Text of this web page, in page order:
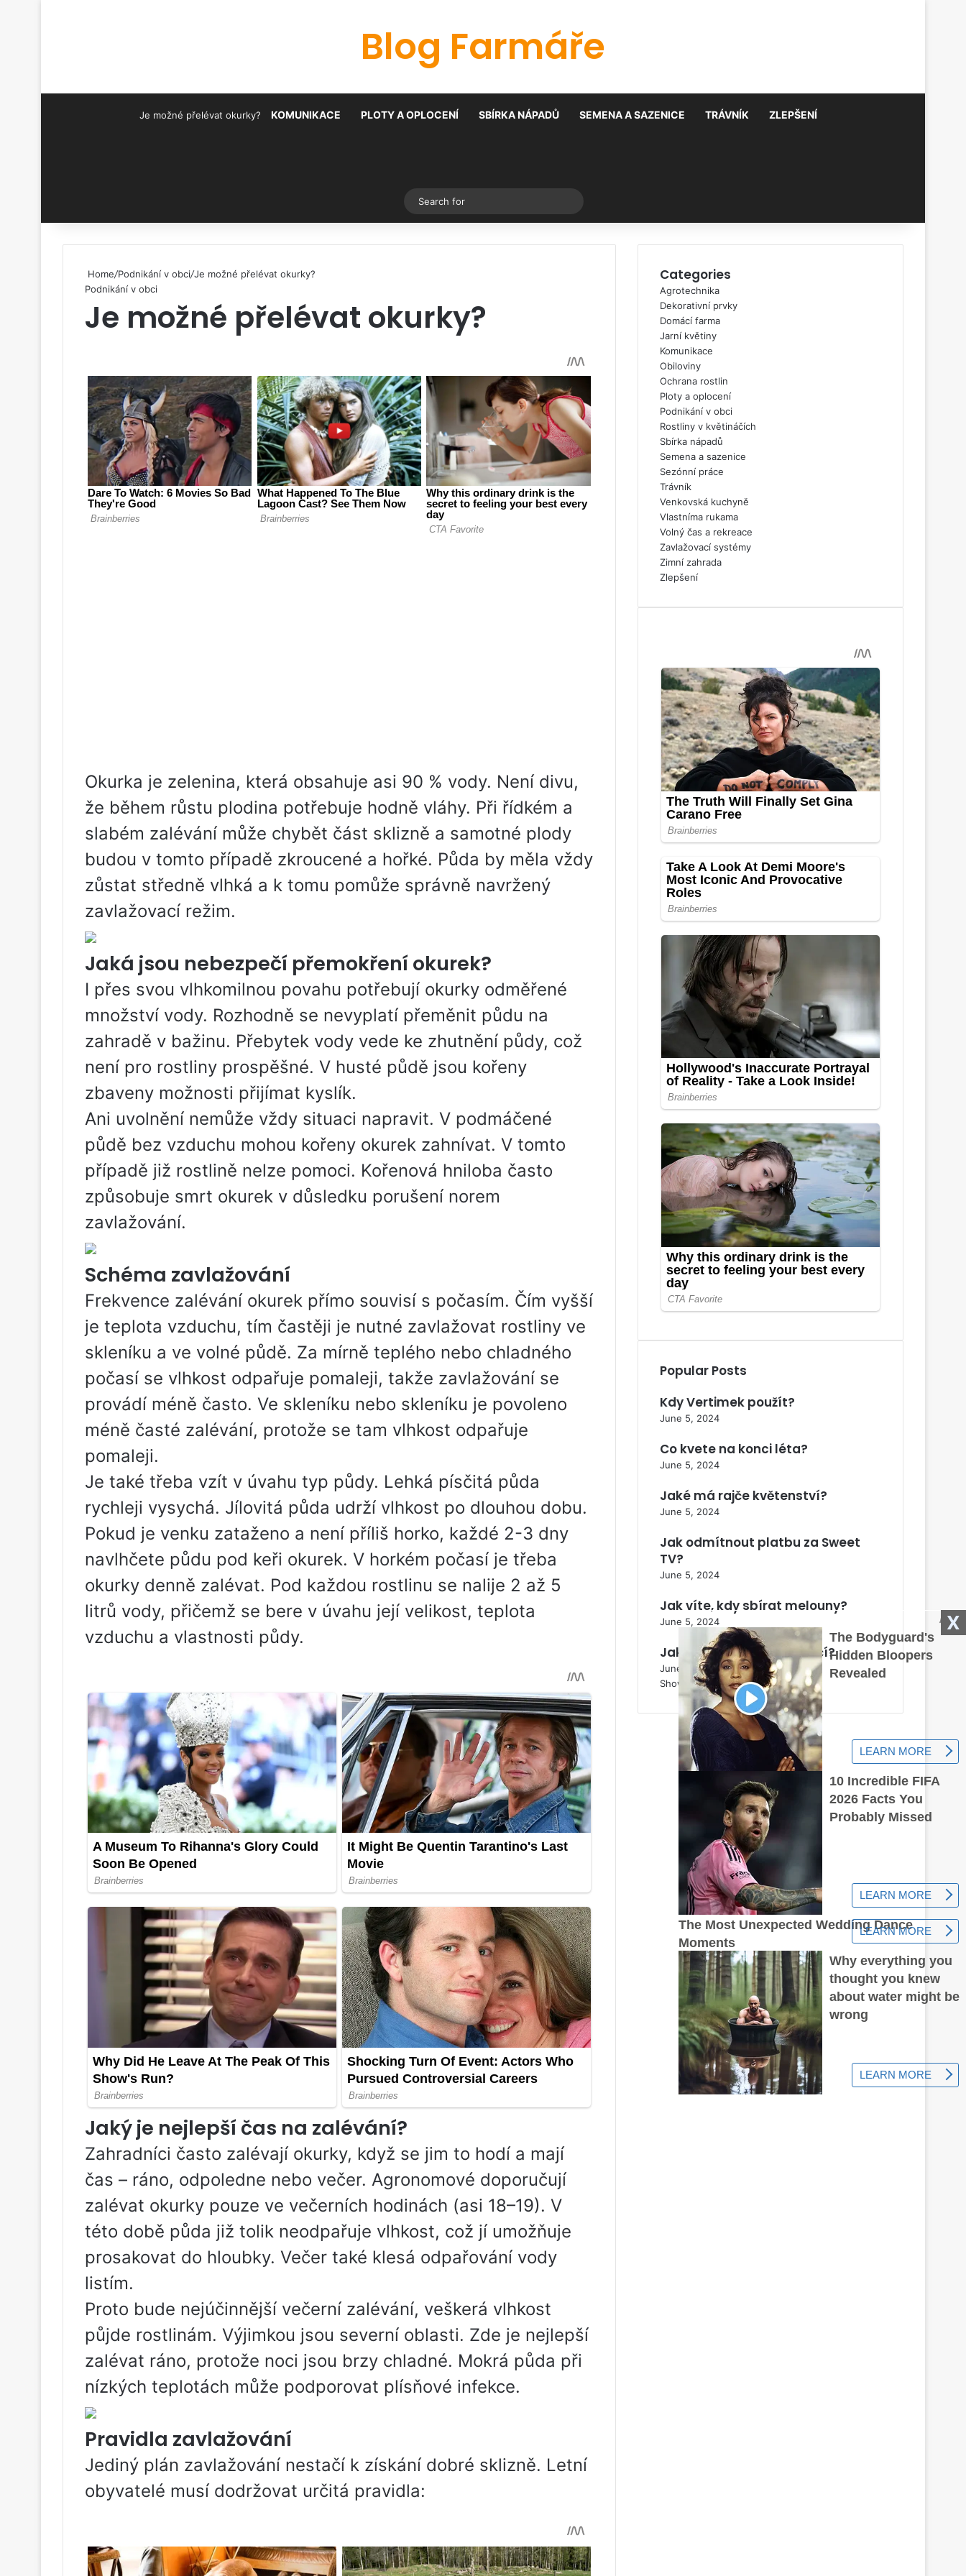
Blog Farmáře
Je možné přelévat okurky? KOMUNIKACE PLOTY A OPLOCENÍ SBÍRKA NÁPADŮ SEMENA A SAZENICE TRÁVNÍK ZLEPŠENÍ
Switch skin
for
Home/Podnikání v obci/Je možné přelévat okurky?
Podnikání v obci
Je možné přelévat okurky?
X
Okurka je zelenina, která obsahuje asi 90 % vody. Není divu,
že během růstu plodina potřebuje hodně vláhy. Při řídkém a
slabém zalévání může chybět část sklizně a samotné plody
budou v tomto případě zkroucené a hořké. Půda by měla vždy
zůstat středně vlhká a k tomu pomůže správně navržený
zavlažovací režim.
Jaká jsou nebezpečí přemokření okurek?
I přes svou vlhkomilnou povahu potřebují okurky odměřené
množství vody. Rozhodně se nevyplatí přeměnit půdu na
zahradě v bažinu. Přebytek vody vede ke zhutnění půdy, což
není pro rostliny prospěšné. V husté půdě jsou kořeny
zbaveny možnosti přijímat kyslík.
Ani uvolnění nemůže vždy situaci napravit. V podmáčené
půdě bez vzduchu mohou kořeny okurek zahnívat. V tomto
případě již rostlině nelze pomoci. Kořenová hniloba často
způsobuje smrt okurek v důsledku porušení norem
zavlažování.
Schéma zavlažování
Frekvence zalévání okurek přímo souvisí s počasím. Čím vyšší
je teplota vzduchu, tím častěji je nutné zavlažovat rostliny ve
skleníku a ve volné půdě. Za mírně teplého nebo chladného
počasí se vlhkost odpařuje pomaleji, takže zavlažování se
provádí méně často. Ve skleníku nebo skleníku je povoleno
méně časté zalévání, protože se tam vlhkost odpařuje
pomaleji.
Je také třeba vzít v úvahu typ půdy. Lehká písčitá půda
rychleji vysychá. Jílovitá půda udrží vlhkost po dlouhou dobu.
Pokud je venku zataženo a není příliš horko, každé 2-3 dny
navlhčete půdu pod keři okurek. V horkém počasí je třeba
okurky denně zalévat. Pod každou rostlinu se nalije 2 až 5
litrů vody, přičemž se bere v úvahu její velikost, teplota
vzduchu a vlastnosti půdy.
Jaký je nejlepší čas na zalévání?
Zahradníci často zalévají okurky, když se jim to hodí a mají
čas – ráno, odpoledne nebo večer. Agronomové doporučují
zalévat okurky pouze ve večerních hodinách (asi 18–19). V
této době půda již tolik neodpařuje vlhkost, což jí umožňuje
prosakovat do hloubky. Večer také klesá odpařování vody
listím.
Proto bude nejúčinnější večerní zalévání, veškerá vlhkost
půjde rostlinám. Výjimkou jsou severní oblasti. Zde je nejlepší
zalévat ráno, protože noci jsou brzy chladné. Mokrá půda při
nízkých teplotách může podporovat plísňové infekce.
Pravidla zavlažování
Jediný plán zavlažování nestačí k získání dobré sklizně. Letní
obyvatelé musí dodržovat určitá pravidla:
Categories
Agrotechnika
Dekorativní prvky
Domácí farma
Jarní květiny
Komunikace
Obiloviny
Ochrana rostlin
Ploty a oplocení
Podnikání v obci
Rostliny v květináčích
Sbírka nápadů
Semena a sazenice
Sezónní práce
Trávník
Venkovská kuchyně
Vlastníma rukama
Volný čas a rekreace
Zavlažovací systémy
Zimní zahrada
Zlepšení
Popular Posts
Kdy Vertimek použít?
June 5, 2024
Co kvete na konci léta?
June 5, 2024
Jaké má rajče květenství?
June 5, 2024
Jak odmítnout platbu za Sweet
TV?
June 5, 2024
Jak víte, kdy sbírat melouny?
June 5, 2024
Jak správně zasadit jehličí?
June 5, 2024
Show More